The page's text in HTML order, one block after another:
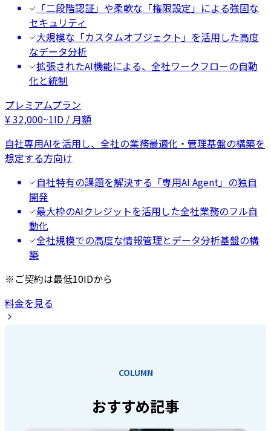
「二段階認証」や柔軟な「権限設定」による強固な
セキュリティ
大規模な「カスタムオブジェクト」を活用した高度
なデータ分析
拡張されたAI機能による、全社ワークフローの自動
化と統制
プレミアムプラン
¥32,000~1ID / 月額
自社専用AIを活用し、全社の業務最適化・管理基盤の構築を
想定する方向け
自社特有の課題を解決する「専用AI Agent」の独自
開発
最大枠のAIクレジットを活用した全社業務のフル自
動化
全社規模での高度な情報管理とデータ分析基盤の構
築
※ご契約は最低10IDから
料金を見る
COLUMN
おすすめ記事